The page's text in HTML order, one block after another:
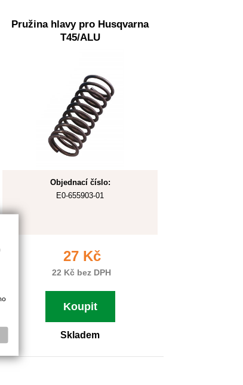
Pružina hlavy pro Husqvarna
T45/ALU
Objednací číslo:
E0-655903-01
27 Kč
22 Kč bez DPH
Koupit
Skladem